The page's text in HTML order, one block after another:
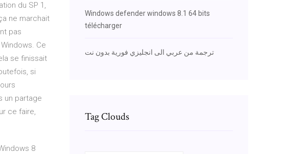
du SP 1,
ne marchait
pas
Ce
se finissait
si
un partage
ce faire,
8
Windows defender windows 8.1 64 bits
télécharger
ترجمة من عربي الى انجليزي فورية بدون نت
Tag Clouds